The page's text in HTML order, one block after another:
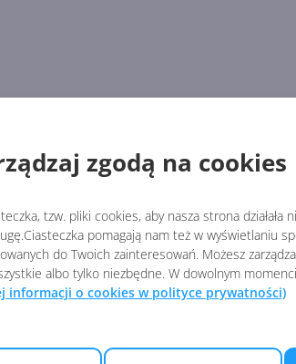
zgodą na cookies
tzw. pliki cookies, aby nasza strona działała
pomagają nam też w wyświetlaniu
do Twoich zainteresowań. Możesz
albo tylko niezbędne. W dowolnym
informacji o cookies w polityce prywatności)
na naszejLiście gier w Xbox Game
pass-april-2024-wave-2/